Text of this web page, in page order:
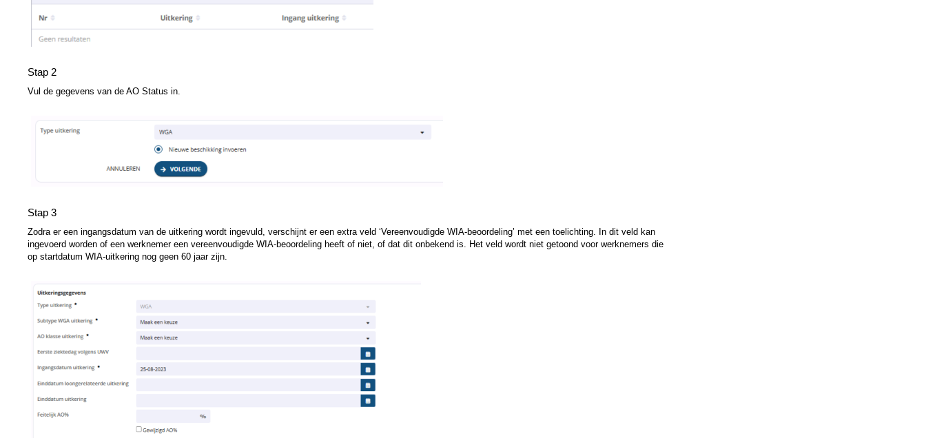
Stap 2
Vul de gegevens van de AO Status in.
Stap 3
Zodra er een ingangsdatum van de uitkering wordt ingevuld, verschijnt er een extra veld ‘Vereenvoudigde WIA-beoordeling’ met een toelichting. In dit veld kan
ingevoerd worden of een werknemer een vereenvoudigde WIA-beoordeling heeft of niet, of dat dit onbekend is. Het veld wordt niet getoond voor werknemers die
op startdatum WIA-uitkering nog geen 60 jaar zijn.